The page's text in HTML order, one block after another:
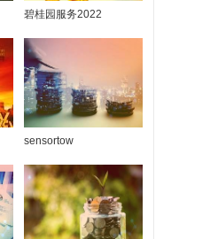
碧桂园服务2022
sensortow